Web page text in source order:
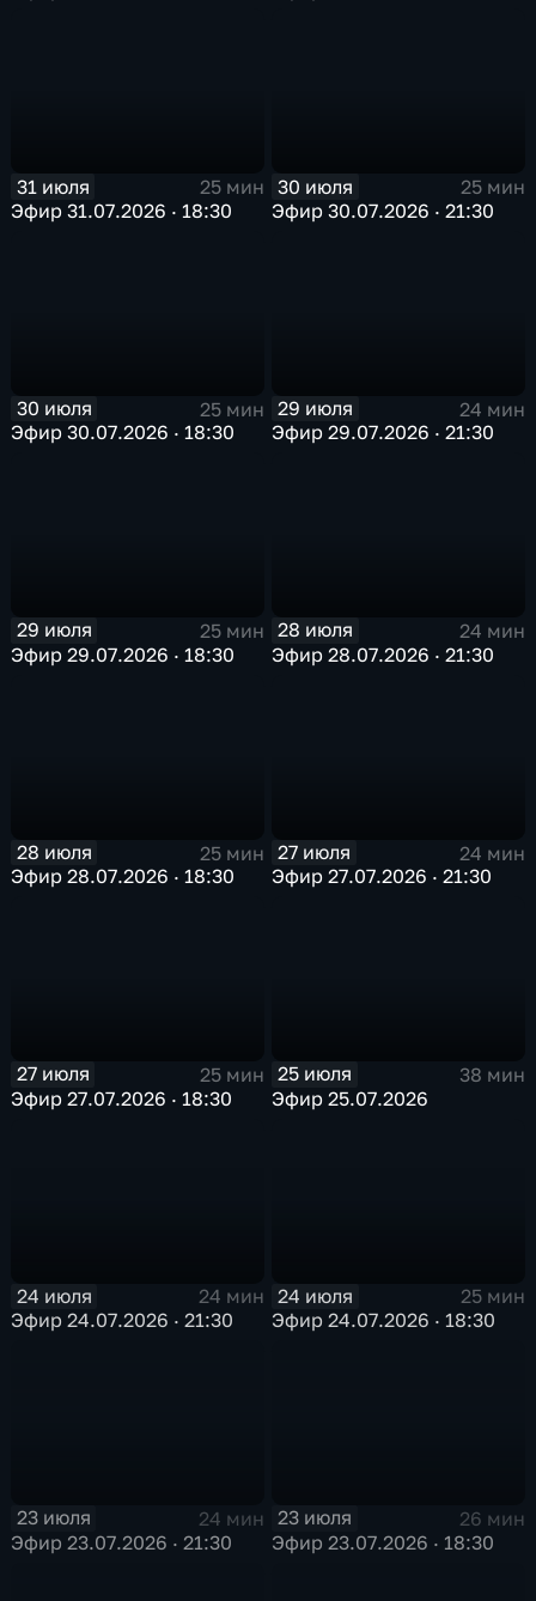
31 июля
25 мин
Эфир 31.07.2026 · 18:30
30 июля
25 мин
Эфир 30.07.2026 · 21:30
30 июля
25 мин
Эфир 30.07.2026 · 18:30
29 июля
24 мин
Эфир 29.07.2026 · 21:30
29 июля
25 мин
Эфир 29.07.2026 · 18:30
28 июля
24 мин
Эфир 28.07.2026 · 21:30
28 июля
25 мин
Эфир 28.07.2026 · 18:30
27 июля
24 мин
Эфир 27.07.2026 · 21:30
27 июля
25 мин
Эфир 27.07.2026 · 18:30
25 июля
38 мин
Эфир 25.07.2026
24 июля
24 мин
Эфир 24.07.2026 · 21:30
24 июля
25 мин
Эфир 24.07.2026 · 18:30
23 июля
24 мин
Эфир 23.07.2026 · 21:30
23 июля
26 мин
Эфир 23.07.2026 · 18:30